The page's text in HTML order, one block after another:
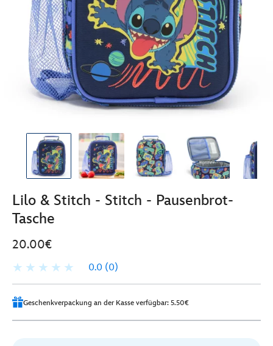
Lilo & Stitch - Stitch - Pausenbrot-
Tasche
20.00€
0.0 (0)
Geschenkverpackung an der Kasse verfügbar: 5.50€